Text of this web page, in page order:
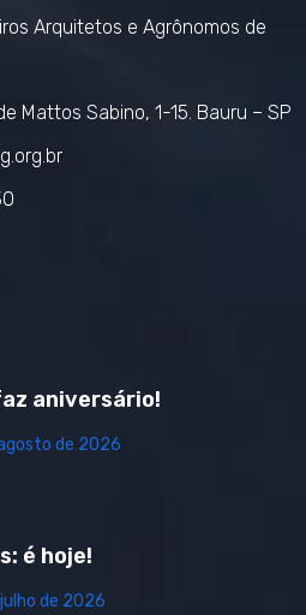
Arquitetos e Agrônomos de
Mattos Sabino, 1-15. Bauru – SP
aniversário!
de 2026
é hoje!
de 2026